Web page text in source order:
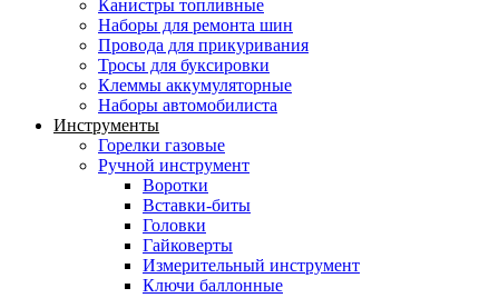
Канистры топливные
Наборы для ремонта шин
Провода для прикуривания
Тросы для буксировки
Клеммы аккумуляторные
Наборы автомобилиста
Инструменты
Горелки газовые
Ручной инструмент
Воротки
Вставки-биты
Головки
Гайковерты
Измерительный инструмент
Ключи баллонные